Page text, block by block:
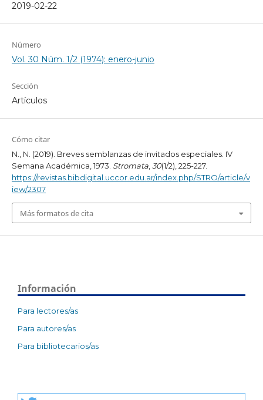
2019-02-22
Número
Vol. 30 Núm. 1/2 (1974): enero-junio
Sección
Artículos
Cómo citar
N., N. (2019). Breves semblanzas de invitados especiales. IV
Semana Académica, 1973. Stromata,30(1/2), 225-227.
https://revistas.bibdigital.uccor.edu.ar/index.php/STRO/article/v
iew/2307
Más formatos de cita
Información
Para lectores/as
Para autores/as
Para bibliotecarios/as